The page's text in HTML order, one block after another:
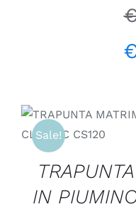
Sale!
DETTAGLI
IN